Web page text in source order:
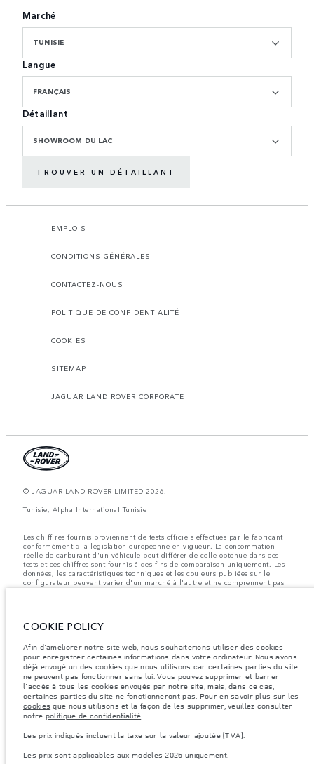
Marché
TUNISIE
Langue
FRANÇAIS
Détaillant
SHOWROOM DU LAC
TROUVER UN DÉTAILLANT
EMPLOIS
CONDITIONS GÉNÉRALES
CONTACTEZ-NOUS
POLITIQUE DE CONFIDENTIALITÉ
COOKIES
SITEMAP
JAGUAR LAND ROVER CORPORATE
© JAGUAR LAND ROVER LIMITED 2026.
Tunisie, Alpha International Tunisie
Les chiff res fournis proviennent de tests officiels effectués par le fabricant
conformément å la législation européenne en vigueur. La consommation
réelle de carburant d'un véhicule peut différer de celle obtenue dans ces
tests et ces chiffres sont fournis å des fins de comparaison uniquement. Les
données, les caractéristiques techniques et les couleurs publiées sur le
configurateur peuvent varier d'un marché à l'autre et ne comprennent pas
de prix. Veuillez consulter votre concessionnaire pour des informations sur
Les accessoires et autres éléments montés après le point de fabrication
véhicule, les charges maximales par essieu et la charge utile ne sont pas
dépassés lorsque vous chargez des accessoires, des occupants, des liquides
et des carburants.
Remarque importante sur les images et les spécifications.La pénurie
mondiale de semi-conducteurs affecte actuellement les spécifications de
construction des véhicules, la disponibilité des options et les délais de
construction. Cette situation s’avère très fluctuante, et par conséquent, les
images utilisées actuellement sur le site Web peuvent ne pas refléter
caractéristiques, les options, les finitions et les combinaisons de couleurs.
restrictions actuelles et faire un choix éclairé
COOKIE POLICY
Afin d'améliorer notre site web, nous souhaiterions utiliser des cookies
pour enregistrer certaines informations dans votre ordinateur. Nous avons
déjà envoyé un des cookies que nous utilisons car certaines parties du site
ne peuvent pas fonctionner sans lui. Vous pouvez supprimer et barrer
l'accès à tous les cookies envoyés par notre site, mais, dans ce cas,
certaines parties du site ne fonctionneront pas. Pour en savoir plus sur les
cookies que nous utilisons et la façon de les supprimer, veuillez consulter
notre politique de confidentialité.
Les prix indiqués incluent la taxe sur la valeur ajoutée (TVA).
Les prix sont applicables aux modèles 2026 uniquement.